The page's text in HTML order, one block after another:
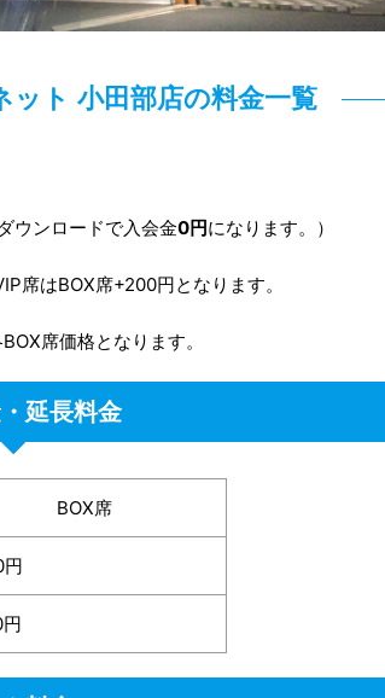
ト 小田部店の料金一覧
ウンロードで入会金0円になります。）
席はBOX席+200円となります。
席価格となります。
延長料金
BOX席